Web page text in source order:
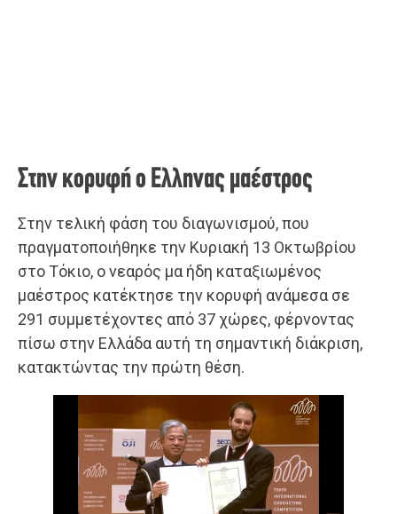
Στην κορυφή ο Ελληνας μαέστρος
Στην τελική φάση του διαγωνισμού, που
πραγματοποιήθηκε την Κυριακή 13 Οκτωβρίου
στο Τόκιο, ο νεαρός μα ήδη καταξιωμένος
μαέστρος κατέκτησε την κορυφή ανάμεσα σε
291 συμμετέχοντες από 37 χώρες, φέρνοντας
πίσω στην Ελλάδα αυτή τη σημαντική διάκριση,
κατακτώντας την πρώτη θέση.